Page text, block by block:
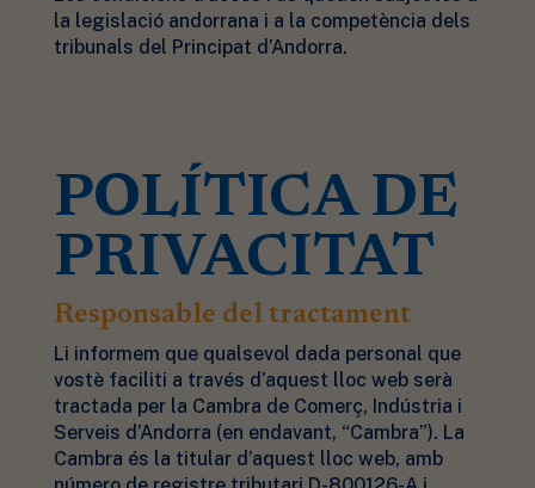
la legislació andorrana i a la competència dels
tribunals del Principat d’Andorra.
POLÍTICA DE
PRIVACITAT
Responsable del tractament
Li informem que qualsevol dada personal que
vostè faciliti a través d’aquest lloc web serà
tractada per la Cambra de Comerç, Indústria i
Serveis d’Andorra (en endavant, “Cambra”). La
Cambra és la titular d’aquest lloc web, amb